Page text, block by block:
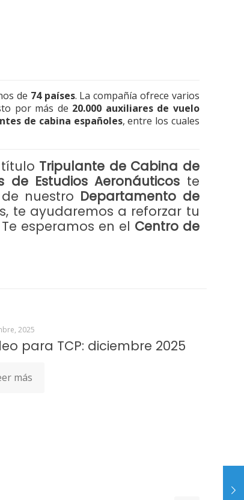
de 74 países. La compañía ofrece varios
por más de 20.000 auxiliares de vuelo
de cabina españoles, entre los cuales
Tripulante de Cabina de
de Estudios Aeronáuticos te
nuestro Departamento de
te ayudaremos a reforzar tu
esperamos en el Centro de
2025
para TCP: diciembre 2025
más